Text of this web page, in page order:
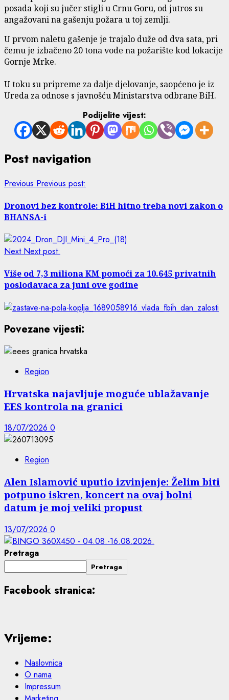
posada koji su jučer stigli u Crnu Goru, od jutros su
angažovani na gašenju požara u toj zemlji.
U prvom naletu gašenje je trajalo duže od dva sata, pri
čemu je izbačeno 20 tona vode na požarište kod lokacije
Gornje Mrke.
U toku su pripreme za dalje djelovanje, saopćeno je iz
Ureda za odnose s javnošću Ministarstva odbrane BiH.
Podijelite vijest:
Post navigation
Previous Previous post:
Dronovi bez kontrole: BiH hitno treba novi zakon o
BHANSA-i
Next Next post:
Više od 7,3 miliona KM pomoći za 10.645 privatnih
poslodavaca za juni ove godine
Povezane vijesti:
Region
Hrvatska najavljuje moguće ublažavanje
EES kontrola na granici
18/07/2026 0
Region
Alen Islamović uputio izvinjenje: Želim biti
potpuno iskren, koncert na ovaj bolni
datum je moj veliki propust
13/07/2026 0
Pretraga
Pretraga
Facebook stranica:
Vrijeme:
Naslovnica
O nama
Impressum